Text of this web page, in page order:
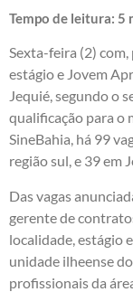
Tempo de leitura: 5
Sexta-feira (2) com,
estágio e Jovem
Jequié, segundo o
qualificação para o
SineBahia, há 99
região sul, e 39 em
Das vagas
gerente de
localidade, estágio
unidade ilheense
profissionais da